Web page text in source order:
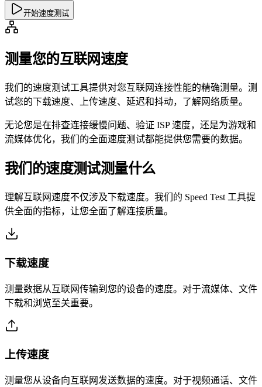
开始速度测试
测量您的互联网速度
我们的速度测试工具提供对您互联网连接性能的精确测量。测
试您的下载速度、上传速度、延迟和抖动，了解网络质量。
无论您是在排查连接缓慢问题、验证 ISP 速度，还是为游戏和
流媒体优化，我们的全面速度测试都能提供您需要的数据。
我们的速度测试测量什么
理解互联网速度不仅涉及下载速度。我们的 Speed Test 工具提
供全面的指标，让您全面了解连接质量。
下载速度
测量数据从互联网传输到您的设备的速度。对于流媒体、文件
下载和浏览至关重要。
上传速度
测量您从设备向互联网发送数据的速度。对于视频通话、文件